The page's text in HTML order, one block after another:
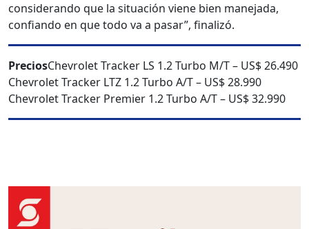
considerando que la situación viene bien manejada,
confiando en que todo va a pasar”, finalizó.
PreciosChevrolet Tracker LS 1.2 Turbo M/T – US$ 26.490
Chevrolet Tracker LTZ 1.2 Turbo A/T – US$ 28.990
Chevrolet Tracker Premier 1.2 Turbo A/T – US$ 32.990